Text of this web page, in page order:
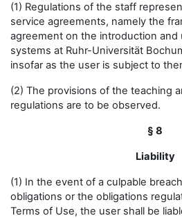
(1) Regulations of the staff
service agreements, namely the
agreement on the introduction and
systems at Ruhr-Universität
insofar as the user is subject to
(2) The provisions of the teaching
regulations are to be observed.
§ 8
Liability
(1) In the event of a culpable
obligations or the obligations
Terms of Use, the user shall be